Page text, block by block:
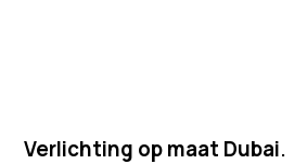
Verlichting op maat Dubai.